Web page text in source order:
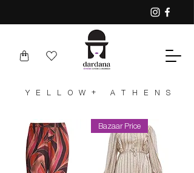
YELLOW+ ATHENS
Bazaar Price